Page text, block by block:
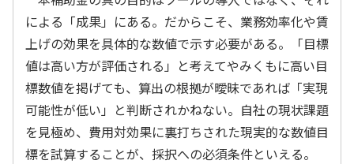
による「成果」にある。だからこそ、業務効率化や賃
上げの効果を具体的な数値で示す必要がある。「目標
値は高い方が評価される」と考えてやみくもに高い目
標数値を掲げても、算出の根拠が曖昧であれば「実現
可能性が低い」と判断されかねない。自社の現状課題
を見極め、費用対効果に裏打ちされた現実的な数値目
標を試算することが、採択への必須条件といえる。